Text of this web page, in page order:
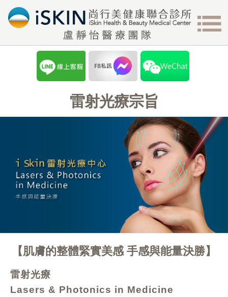
雷射光療宗旨
肌膚的整體緊實美感 手感與能量決勝
雷射光療
Lasers & Photonics in Medicine